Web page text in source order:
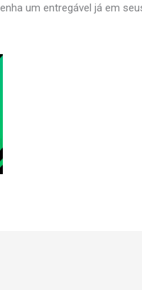
um entregável já em